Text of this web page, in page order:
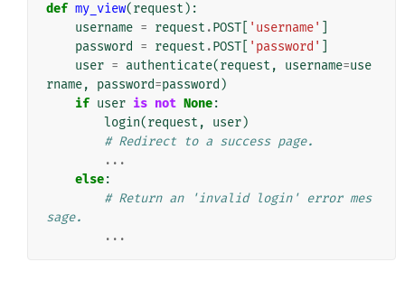
def my_view(request ):
username = request .POST[ 'username'
password
= request .POST[ 'password'
user = authenticate(request , username=use
rname, password=password )
if user is not None:
login(request , user)
# Redirect to a success page.
...
else:
# Return an 'invalid login' error mes
sage.
...